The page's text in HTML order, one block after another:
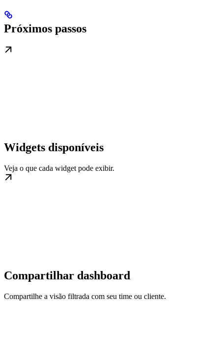
Próximos passos
Widgets disponíveis
Veja o que cada widget pode exibir.
Compartilhar dashboard
Compartilhe a visão filtrada com seu time ou cliente.